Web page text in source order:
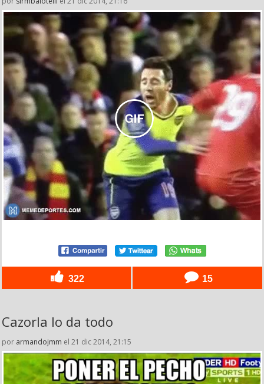
322 15
Cazorla lo da todo
por armandojmm el 21 dic 2014, 21:15